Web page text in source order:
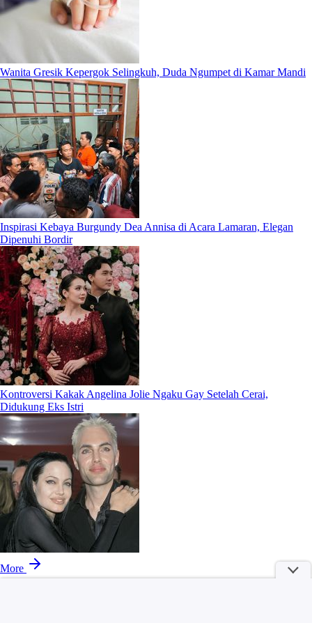
Wanita Gresik Kepergok Selingkuh, Duda Ngumpet di Kamar Mandi
Inspirasi Kebaya Burgundy Dea Annisa di Acara Lamaran, Elegan
Dipenuhi Bordir
Kontroversi Kakak Angelina Jolie Ngaku Gay Setelah Cerai,
Didukung Eks Istri
More